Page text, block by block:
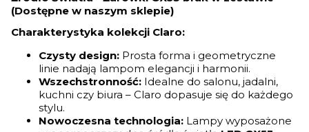
(Dostępne w naszym sklepie)
Charakterystyka kolekcji Claro:
Czysty design: Prosta forma i geometryczne
linie nadają lampom elegancji i harmonii.
Wszechstronność: Idealne do salonu, jadalni,
kuchni czy biura – Claro dopasuje się do każdego
stylu.
Nowoczesna technologia: Lampy wyposażone